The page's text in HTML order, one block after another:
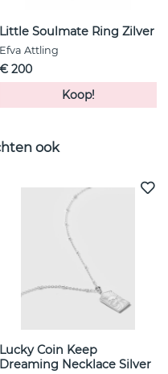
Little Soulmate Ring Zilver
Efva Attling
€ 200
Koop!
ook
Lucky Coin Keep
Dreaming Necklace Silver